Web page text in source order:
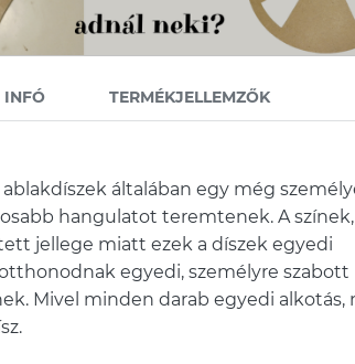
INFÓ TERMÉKJELLEMZŐK
általában egy még
hangulatot teremtenek. A színek,
jellege miatt ezek a díszek egyedi
egyedi, személyre szabott
Mivel minden darab egyedi alkotás,